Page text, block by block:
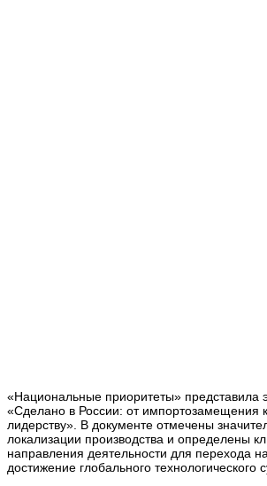
«Национальные приоритеты» представила
«Сделано в России: от импортозамещения
лидерству». В документе отмечены
локализации производства и определены
направления деятельности для перехода
достижение глобального технологического